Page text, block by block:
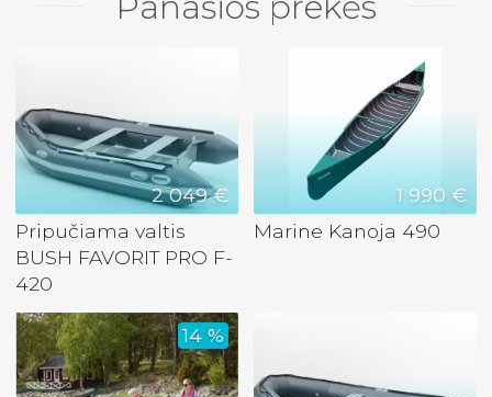
2 049 €
Pripučiama valtis
BUSH FAVORIT PRO F-
420
1 990 €
Marine Kanoja 490
14 %